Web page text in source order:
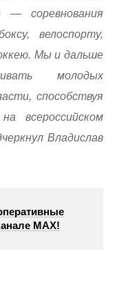
соревнования
велоспорту,
Мы и дальше
молодых
способствуя
всероссийском
Владислав
МАХ!